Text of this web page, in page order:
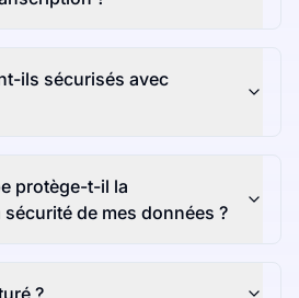
ils sécurisés avec
protège-t-il la
de mes données ?